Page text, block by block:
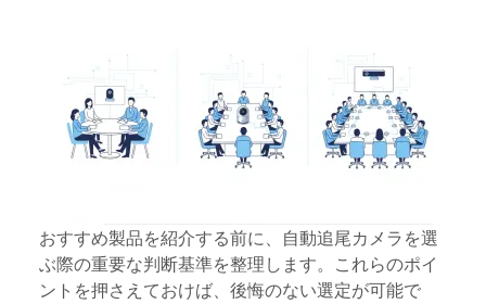
おすすめ製品を紹介する前に、自動追尾カメラを選
ぶ際の重要な判断基準を整理します。これらのポイ
ントを押さえておけば、後悔のない選定が可能で